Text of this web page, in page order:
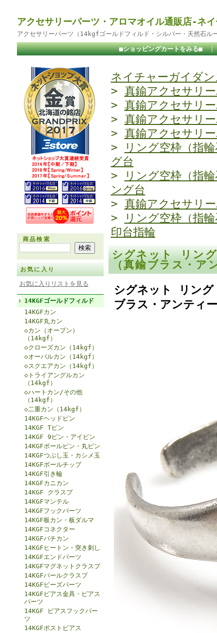
アクセサリーパーツ・アロマオイル通販店-ネ
アクセサリーパーツ（14kgfゴールドフィルド・シルバー・天然石ル
■ショッピングカートをみる■
商品検索
お気に入り
お気に入りリストを見る
14KGFゴールドフィルド
14KGFカン
14KGF丸カン
◇カン（オープン）
（14kgf）
◇クローズカン（14kgf）
◇オーバルカン（14kgf）
◇スクエアカン（14kgf）
◇トライアングルカン
（14kgf）
◇ハートカン/その他
（14kgf）
◇二重カン（14kgf）
14KGFヘッドピン
14KGF Tピン
14KGF 9ピン・アイピン
14KGFボールピン・丸ピン
14KGFつぶし玉・カシメ玉
14KGFボールチップ
14KGF引き輪
14KGFカニカン
14KGF クラスプ
14KGFマンテル
14KGFフックパーツ
14KGF板カン・板ダルマ
14KGFコネクター
14KGFバチカン
14KGFヒートン・突き刺し
14KGFエンドパーツ
14KGFマグネットクラスプ
14KGFパールクラスプ
14KGFビーズパーツ
14KGFピアス金具・ピアス
パーツ
14KGF ピアスフックパー
ツ
14KGFポストピアス
ネイチャーガイダン
> 真鍮アクセサリ
> 真鍮アクセサリ
> 真鍮アクセサリ
> 真鍮アクセサリ
>
リング空枠（指
グ台
>
リング空枠（指
ング台
> 真鍮アクセサリ
>
リング空枠（指
印台指輪
シグネット リン
（真鍮ブラス・
シグネット リン
ブラス・アンティ